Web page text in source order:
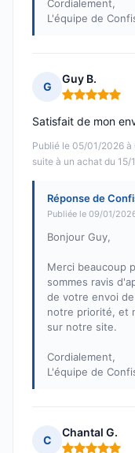
Cordialement,
L'équipe de
G
Guy B.
Note : 5 sur 5
Publié le 05/01/2026 à
suite à un achat du 15/
Satisfait de mon
Réponse de
Publiée le 09/01/
Bonjour Guy,
Merci beaucoup
sommes ravis
de votre envoi
notre priorité, et
sur notre site.
Cordialement,
L'équipe de
C
Chantal G.